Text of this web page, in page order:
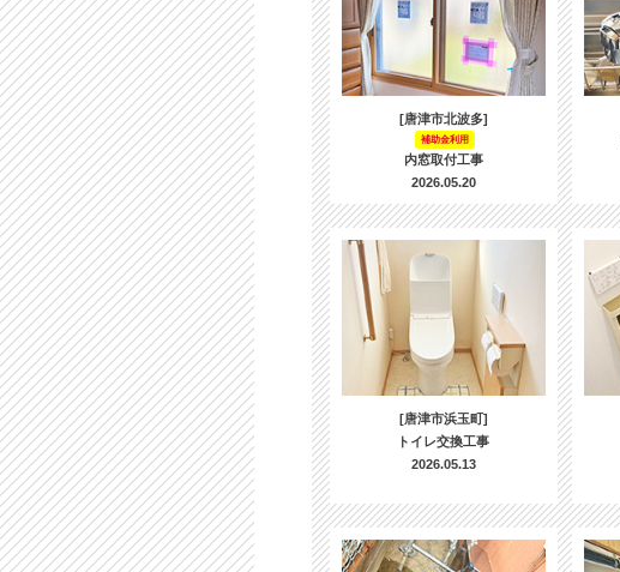
[唐津市北波多]
補助金利用
内窓取付工事
2026.05.20
[唐津市浜玉町]
トイレ交換工事
2026.05.13